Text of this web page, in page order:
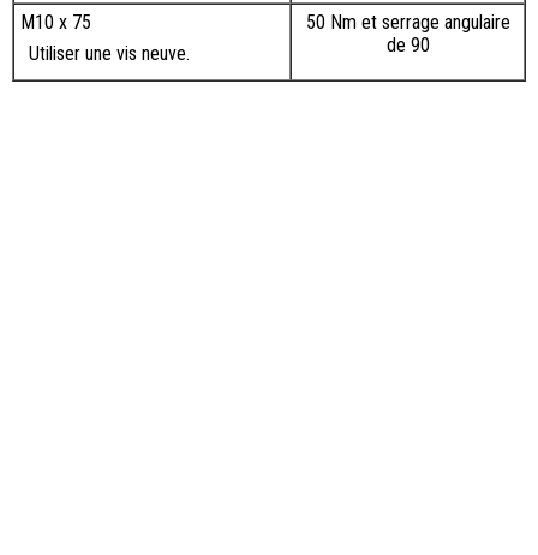
M10 x 75
Utiliser une vis neuve.
50 Nm et serrage angulaire
de 90